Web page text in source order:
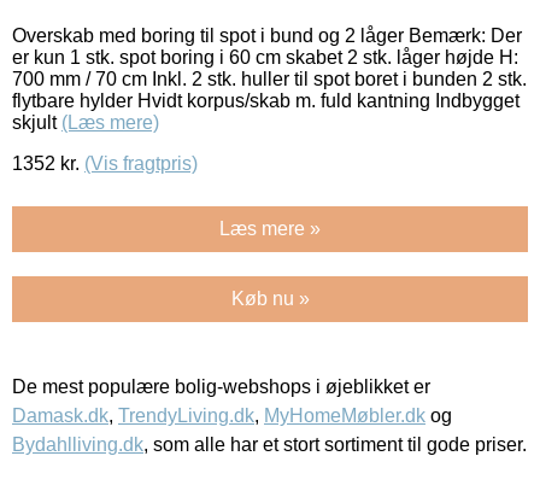
Overskab med boring til spot i bund og 2 låger Bemærk: Der
er kun 1 stk. spot boring i 60 cm skabet 2 stk. låger højde H:
700 mm / 70 cm Inkl. 2 stk. huller til spot boret i bunden 2 stk.
flytbare hylder Hvidt korpus/skab m. fuld kantning Indbygget
skjult (Læs mere)
1352 kr. (Vis fragtpris)
Læs mere »
Køb nu »
De mest populære bolig-webshops i øjeblikket er
Damask.dk, TrendyLiving.dk, MyHomeMøbler.dk og
Bydahlliving.dk, som alle har et stort sortiment til gode priser.